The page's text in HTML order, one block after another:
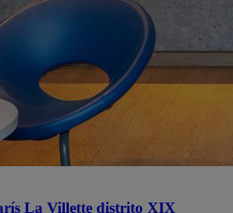
La Villette distrito XIX